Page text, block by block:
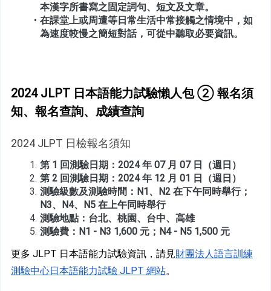
本漢字所書寫之固定詞句、短文及文章。
在課堂上或周遭等日常生活中常接觸之情境中，如
為速度較慢之簡短對話，可從中聽取必要資訊。
2024 JLPT 日本語能力試驗懶人包 ② 報名須
知、報名查詢、成績查詢
2024 JLPT 日檢報名須知
第 1 回測驗日期：2024 年 07 月 07 日（週日）
第 2 回測驗日期：2024 年 12 月 01 日（週日）
測驗級數及測驗時間：N1、N2 在下午同時舉行；
N3、N4、N5 在上午同時舉行
測驗地點：台北、桃園、台中、高雄
測驗費：N1 - N3 1,600 元；N4 - N5 1,500 元
更多 JLPT 日本語能力試驗資訊，請見財團法人語言訓練
測驗中心日本語能力試驗 JLPT 網站。